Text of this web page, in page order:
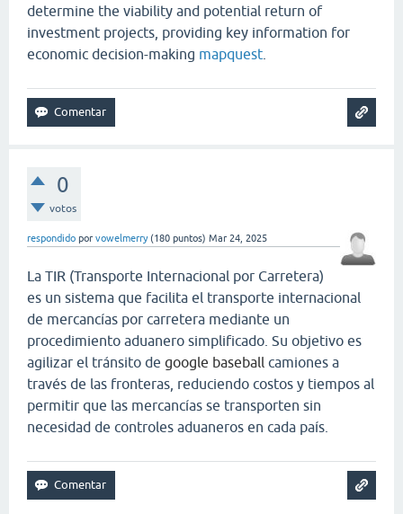
determine the viability and potential return of
investment projects, providing key information for
economic decision-making mapquest
0
votos
respondido por vowelmerry (180 puntos) Mar 24, 2025
La TIR (Transporte Internacional por Carretera)
es un sistema que facilita el transporte internacional
de mercancías por carretera mediante un
procedimiento aduanero simplificado. Su objetivo es
agilizar el tránsito de google baseball camiones a
través de las fronteras, reduciendo costos y tiempos al
permitir que las mercancías se transporten sin
necesidad de controles aduaneros en cada país.